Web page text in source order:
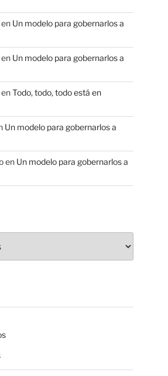
Un modelo para gobernarlos a
Un modelo para gobernarlos a
Todo, todo, todo está en
Un modelo para gobernarlos a
en Un modelo para gobernarlos a